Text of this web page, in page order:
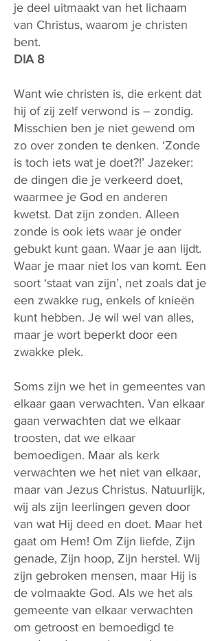
je deel uitmaakt van het lichaam
van Christus, waarom je christen
bent.
DIA 8
Want wie christen is, die erkent dat
hij of zij zelf verwond is – zondig.
Misschien ben je niet gewend om
zo over zonden te denken. ‘Zonde
is toch iets wat je doet?!’ Jazeker:
de dingen die je verkeerd doet,
waarmee je God en anderen
kwetst. Dat zijn zonden. Alleen
zonde is ook iets waar je onder
gebukt kunt gaan. Waar je aan lijdt.
Waar je maar niet los van komt. Een
soort ‘staat van zijn’, net zoals dat je
een zwakke rug, enkels of knieën
kunt hebben. Je wil wel van alles,
maar je wort beperkt door een
zwakke plek.
Soms zijn we het in gemeentes van
elkaar gaan verwachten. Van elkaar
gaan verwachten dat we elkaar
troosten, dat we elkaar
bemoedigen. Maar als kerk
verwachten we het niet van elkaar,
maar van Jezus Christus. Natuurlijk,
wij als zijn leerlingen geven door
van wat Hij deed en doet. Maar het
gaat om Hem! Om Zijn liefde, Zijn
genade, Zijn hoop, Zijn herstel. Wij
zijn gebroken mensen, maar Hij is
de volmaakte God. Als we het als
gemeente van elkaar verwachten
om getroost en bemoedigd te